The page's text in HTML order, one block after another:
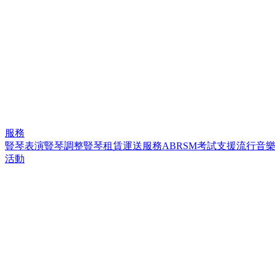
服務
豎琴表演豎琴調整豎琴租賃運送服務ABRSM考試支援流行音
活動